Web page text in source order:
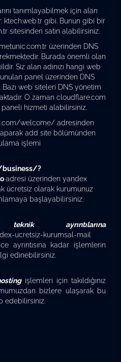
tanımlayabilmek için alan
ktech.web.tr gibi. Bunun gibi bir
sitesinden satın alabilirsiniz.
üzerinden DNS
Burada önemli olan
Siz alan adınızı hangi web
panel üzerinden DNS
Bazı web siteleri DNS yönetim
O zaman cloudflare.com
hizmeti alabilirsiniz.
welcome/ adresinden
add site bölümünden
işlemi
business/?
adresi üzerinden yandex
ücretsiz olarak kurumunuz
başlayabilirsiniz.
teknik ayrıntılarına
ucretsiz-kurumsal-mail
ayrıntısına kadar işlemlerin
edinebilirsiniz.
işlemleri için takıldığınız
bizlere ulaşarak bu
edebilirsiniz.